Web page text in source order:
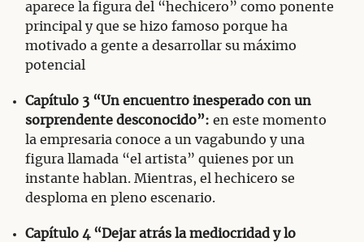
aparece la figura del “hechicero” como ponente
principal y que se hizo famoso porque ha
motivado a gente a desarrollar su máximo
potencial
Capítulo 3 “Un encuentro inesperado con un
sorprendente desconocido”: en este momento
la empresaria conoce a un vagabundo y una
figura llamada “el artista” quienes por un
instante hablan. Mientras, el hechicero se
desploma en pleno escenario.
Capítulo 4 “Dejar atrás la mediocridad y lo